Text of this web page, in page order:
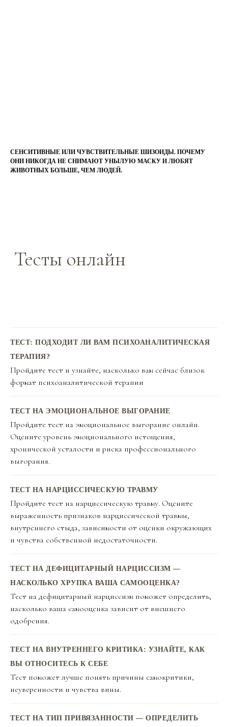
СЕНСИТИВНЫЕ ИЛИ ЧУВСТВИТЕЛЬНЫЕ ШИЗОИДЫ. ПОЧЕМУ
ОНИ НИКОГДА НЕ СНИМАЮТ УНЫЛУЮ МАСКУ И ЛЮБЯТ
ЖИВОТНЫХ БОЛЬШЕ, ЧЕМ ЛЮДЕЙ.
Тесты онлайн
ТЕСТ: ПОДХОДИТ ЛИ ВАМ ПСИХОАНАЛИТИЧЕСКАЯ
ТЕРАПИЯ?
Пройдите тест и узнайте, насколько вам сейчас близок
формат психоаналитической терапии
ТЕСТ НА ЭМОЦИОНАЛЬНОЕ ВЫГОРАНИЕ
Пройдите тест на эмоциональное выгорание онлайн.
Оцените уровень эмоционального истощения,
хронической усталости и риска профессионального
выгорания.
ТЕСТ НА НАРЦИССИЧЕСКУЮ ТРАВМУ
Пройдите тест на нарциссическую травму. Оцените
выраженность признаков нарциссической травмы,
внутреннего стыда, зависимости от оценки окружающих
и чувства собственной недостаточности.
ТЕСТ НА ДЕФИЦИТАРНЫЙ НАРЦИССИЗМ —
НАСКОЛЬКО ХРУПКА ВАША САМООЦЕНКА?
Тест на дефицитарный нарциссизм поможет определить,
насколько ваша самооценка зависит от внешнего
одобрения.
ТЕСТ НА ВНУТРЕННЕГО КРИТИКА: УЗНАЙТЕ, КАК
ВЫ ОТНОСИТЕСЬ К СЕБЕ
Тест поможет лучше понять причины самокритики,
неуверенности и чувства вины.
ТЕСТ НА ТИП ПРИВЯЗАННОСТИ — ОПРЕДЕЛИТЬ